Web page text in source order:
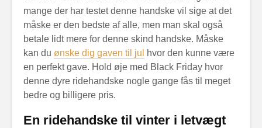
mange der har testet denne handske vil sige at det
måske er den bedste af alle, men man skal også
betale lidt mere for denne skind handske. Måske
kan du ønske dig gaven til jul
hvor den kunne være
en perfekt gave. Hold øje med Black Friday hvor
denne dyre ridehandske nogle gange fås til meget
bedre og billigere pris.
En ridehandske til vinter i letvægt